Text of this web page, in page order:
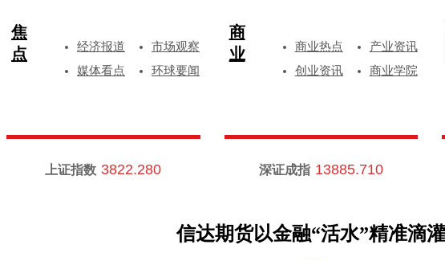
焦
点
经济报道
市场观察
媒体看点
环球要闻
商
业
商业热点
产业资讯
创业资讯
商业学院
上证指数 3822.280 深证成指 13885.710
信达期货以金融“活水”精准滴